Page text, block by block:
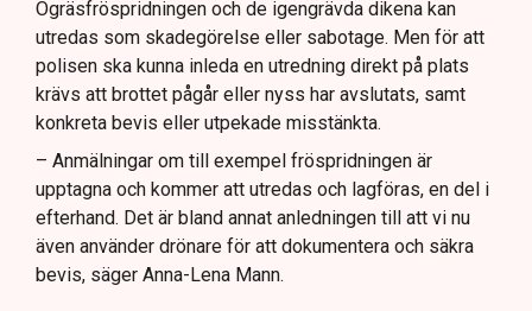
Ogräsfröspridningen och de igengrävda dikena kan
utredas som skadegörelse eller sabotage. Men för att
polisen ska kunna inleda en utredning direkt på plats
krävs att brottet pågår eller nyss har avslutats, samt
konkreta bevis eller utpekade misstänkta.
– Anmälningar om till exempel fröspridningen är
upptagna och kommer att utredas och lagföras, en del i
efterhand. Det är bland annat anledningen till att vi nu
även använder drönare för att dokumentera och säkra
bevis, säger Anna-Lena Mann.